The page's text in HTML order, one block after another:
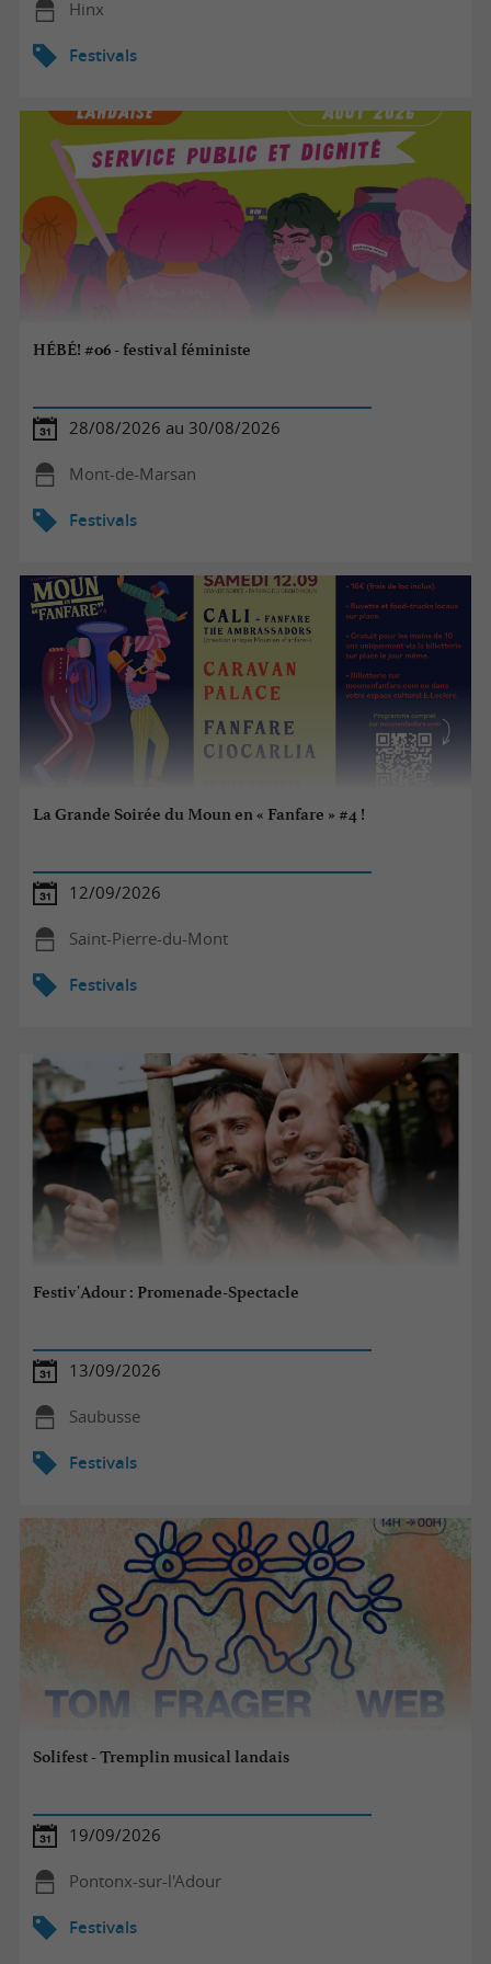
Hinx
Festivals
HÉBÉ! #06 - festival féministe
28/08/2026 au 30/08/2026
Mont-de-Marsan
Festivals
La Grande Soirée du Moun en « Fanfare » #4 !
12/09/2026
Saint-Pierre-du-Mont
Festivals
Festiv'Adour : Promenade-Spectacle
13/09/2026
Saubusse
Festivals
Solifest - Tremplin musical landais
19/09/2026
Pontonx-sur-l'Adour
Festivals